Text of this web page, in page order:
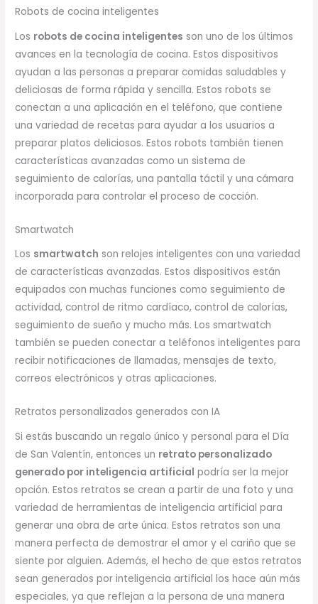
Robots de cocina inteligentes
Los robots de cocina inteligentes son uno de los últimos
avances en la tecnología de cocina. Estos dispositivos
ayudan a las personas a preparar comidas saludables y
deliciosas de forma rápida y sencilla. Estos robots se
conectan a una aplicación en el teléfono, que contiene
una variedad de recetas para ayudar a los usuarios a
preparar platos deliciosos. Estos robots también tienen
características avanzadas como un sistema de
seguimiento de calorías, una pantalla táctil y una cámara
incorporada para controlar el proceso de cocción.
Smartwatch
Los smartwatch son relojes inteligentes con una variedad
de características avanzadas. Estos dispositivos están
equipados con muchas funciones como seguimiento de
actividad, control de ritmo cardíaco, control de calorías,
seguimiento de sueño y mucho más. Los smartwatch
también se pueden conectar a teléfonos inteligentes para
recibir notificaciones de llamadas, mensajes de texto,
correos electrónicos y otras aplicaciones.
Retratos personalizados generados con IA
Si estás buscando un regalo único y personal para el Día
de San Valentín, entonces un retrato personalizado
generado por inteligencia artificial podría ser la mejor
opción. Estos retratos se crean a partir de una foto y una
variedad de herramientas de inteligencia artificial para
generar una obra de arte única. Estos retratos son una
manera perfecta de demostrar el amor y el cariño que se
siente por alguien. Además, el hecho de que estos retratos
sean generados por inteligencia artificial los hace aún más
especiales, ya que reflejan a la persona de una manera